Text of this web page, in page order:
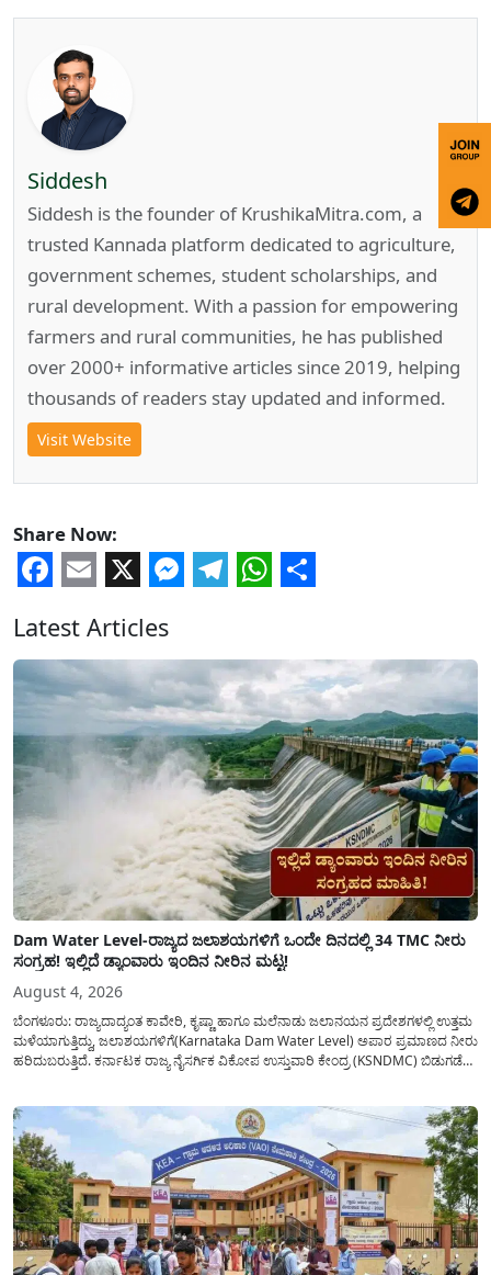
Siddesh
Siddesh is the founder of KrushikaMitra.com, a
trusted Kannada platform dedicated to agriculture,
government schemes, student scholarships, and
rural development. With a passion for empowering
farmers and rural communities, he has published
over 2000+ informative articles since 2019, helping
thousands of readers stay updated and informed.
Visit Website
Share Now:
Facebook
Email
X Messenger
Telegram
WhatsApp
Share
Latest Articles
Dam Water Level-ರಾಜ್ಯದ ಜಲಾಶಯಗಳಿಗೆ ಒಂದೇ ದಿನದಲ್ಲಿ 34 TMC ನೀರು
ಸಂಗ್ರಹ! ಇಲ್ಲಿದೆ ಡ್ಯಾಂವಾರು ಇಂದಿನ ನೀರಿನ ಮಟ್ಟ!
August 4, 2026
ಬೆಂಗಳೂರು: ರಾಜ್ಯದಾದ್ಯಂತ ಕಾವೇರಿ, ಕೃಷ್ಣಾ ಹಾಗೂ ಮಲೆನಾಡು ಜಲಾನಯನ ಪ್ರದೇಶಗಳಲ್ಲಿ ಉತ್ತಮ
ಮಳೆಯಾಗುತ್ತಿದ್ದು, ಜಲಾಶಯಗಳಿಗೆ(Karnataka Dam Water Level) ಅಪಾರ ಪ್ರಮಾಣದ ನೀರು
ಹರಿದುಬರುತ್ತಿದೆ. ಕರ್ನಾಟಕ ರಾಜ್ಯ ನೈಸರ್ಗಿಕ ವಿಕೋಪ ಉಸ್ತುವಾರಿ ಕೇಂದ್ರ (KSNDMC) ಬಿಡುಗಡೆ